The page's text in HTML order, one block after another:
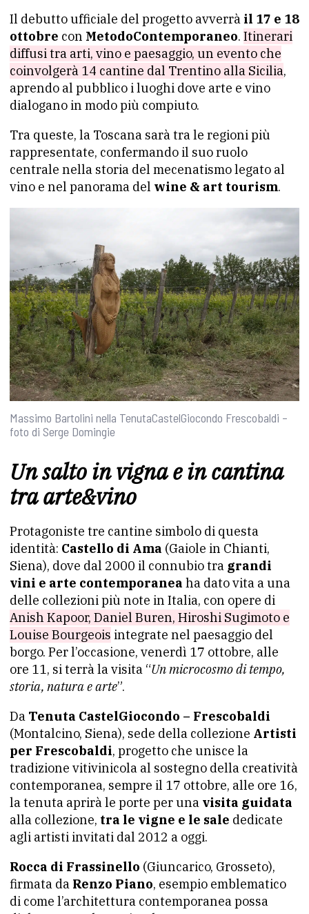
Il debutto ufficiale del progetto avverrà il 17 e 18
ottobre con MetodoContemporaneo. Itinerari
diffusi tra arti, vino e paesaggio, un evento che
coinvolgerà 14 cantine dal Trentino alla Sicilia,
aprendo al pubblico i luoghi dove arte e vino
dialogano in modo più compiuto.
Tra queste, la Toscana sarà tra le regioni più
rappresentate, confermando il suo ruolo
centrale nella storia del mecenatismo legato al
vino e nel panorama del wine & art tourism.
Massimo Bartolini nella TenutaCastelGiocondo Frescobaldi –
foto di Serge Domingie
Un salto in vigna e in cantina
tra arte&vino
Protagoniste tre cantine simbolo di questa
identità: Castello di Ama (Gaiole in Chianti,
Siena), dove dal 2000 il connubio tra grandi
vini e arte contemporanea ha dato vita a una
delle collezioni più note in Italia, con opere di
Anish Kapoor, Daniel Buren, Hiroshi Sugimoto e
Louise Bourgeois integrate nel paesaggio del
borgo. Per l’occasione, venerdì 17 ottobre, alle
ore 11, si terrà la visita “Un microcosmo di tempo,
storia, natura e arte”.
Da Tenuta CastelGiocondo – Frescobaldi
(Montalcino, Siena), sede della collezione Artisti
per Frescobaldi, progetto che unisce la
tradizione vitivinicola al sostegno della creatività
contemporanea, sempre il 17 ottobre, alle ore 16,
la tenuta aprirà le porte per una visita guidata
alla collezione, tra le vigne e le sale dedicate
agli artisti invitati dal 2012 a oggi.
Rocca di Frassinello (Giuncarico, Grosseto),
firmata da Renzo Piano, esempio emblematico
di come l’architettura contemporanea possa